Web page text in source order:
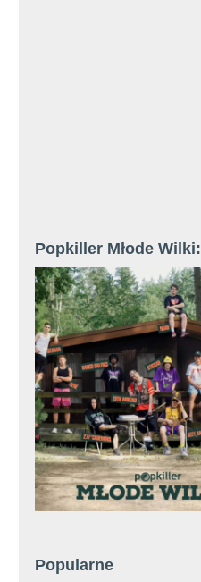
Popkiller Młode Wilki:
Popularne